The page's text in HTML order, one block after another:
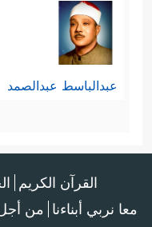
عبدالباسط عبدالصمد
القرآن الكريم
معا نربي أبناءنا من